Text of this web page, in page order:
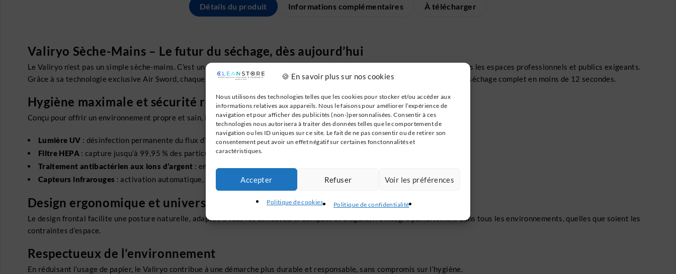
🍪 En savoir plus sur nos cookies
Nous utilisons des technologies telles que les cookies pour stocker et/ou accéder aux
informations relatives aux appareils. Nous le faisons pour améliorer l’expérience de
navigation et pour afficher des publicités (non-)personnalisées. Consentir à ces
technologies nous autorisera à traiter des données telles que le comportement de
navigation ou les ID uniques sur ce site. Le fait de ne pas consentir ou de retirer son
consentement peut avoir un effet négatif sur certaines fonctonnalités et
caractéristiques.
Accepter Refuser Voir les préférences
Politique de cookies Politique de confidentialité
Détails du produit Informations complémentaires À télécharger
Valiryo Sèche-Mains – Le futur du séchage, dès aujourd’hui
Le Valiryo n’est pas un simple sèche-mains. C’est un concentré d’innovation qui redéfinit totalement l’expérience du séchage dans les espaces professionnels et publics exigeants.
Grâce à sa technologie exclusive Air Sword, chaque main est enveloppée individuellement dans un flux d’air à 360°, assurant un séchage complet en moins de 12 secondes.
Hygiène maximale et sécurité renforcée
Conçu pour offrir un environnement propre et sain, le Valiryo intègre :
Lumière UV : désinfection permanente du flux d’air
Filtre HEPA: capture jusqu’à 99,95 % des particules fines
Traitement antibactérien aux ions d’argent : empêche la prolifération de bactéries sur l’appareil
Capteurs infrarouges : activation automatique, sans contact
Design ergonomique et universel
Le design frontal facilite une posture naturelle, adaptée à tous les utilisateurs. Compact et élégant, il s’intègre parfaitement dans tous les environnements, quelles que soient les
contraintes d’espace.
Respectueux de l’environnement
En réduisant l’usage de papier, le Valiryo contribue à une démarche plus durable et responsable, sans compromis sur l’hygiène.